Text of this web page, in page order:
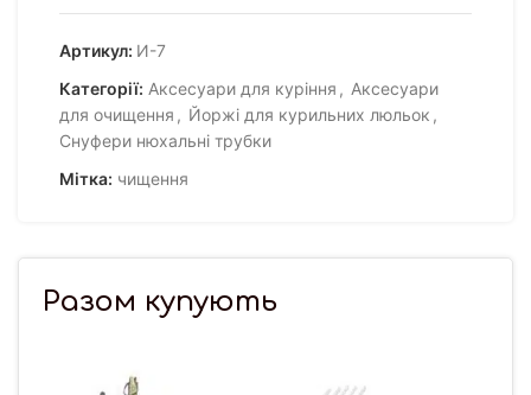
Артикул: И-7
Категорії: Аксесуари для куріння , Аксесуари
для очищення , Йоржі для курильних люльок ,
Снуфери нюхальні трубки
Мітка: чищення
Разом купують